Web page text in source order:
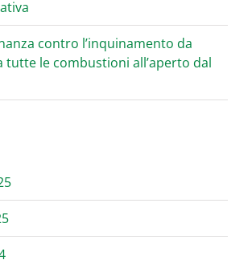
contro l’inquinamento da
tutte le combustioni all’aperto dal